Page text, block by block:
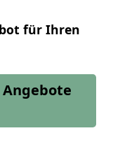
für Ihren